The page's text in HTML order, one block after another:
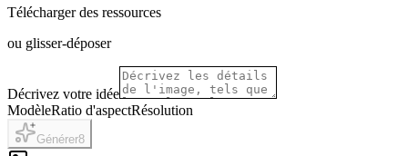
Télécharger des ressources
ou glisser-déposer
Décrivez votre idée
ModèleRatio d'aspectRésolution
Générer8